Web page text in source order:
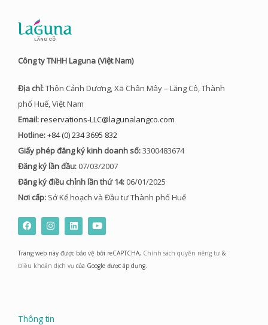
Công ty TNHH Laguna (Việt Nam)
Địa chỉ:Thôn Cảnh Dương, Xã Chân Mây – Lăng Cô, Thành
phố Huế, Việt Nam
Email:reservations-LLC@lagunalangco.com
Hotline:+84 (0) 234 3695 832
Giấy phép đăng ký kinh doanh số:3300483674
Đăng ký lần đầu: 07/03/2007
Đăng ký điều chỉnh lần thứ 14: 06/01/2025
Nơi cấp: Sở Kế hoạch và Đầu tư Thành phố Huế
F
a
c
b
o
I
n
s
a
g
L
i
n
e
d
Y
o
u
u
b
Trang web này được bảo vệ bởi reCAPTCHA, Chính sách quyền riêng tư &
Điều khoản dịch vụ của Google được áp dụng.
Thông tin